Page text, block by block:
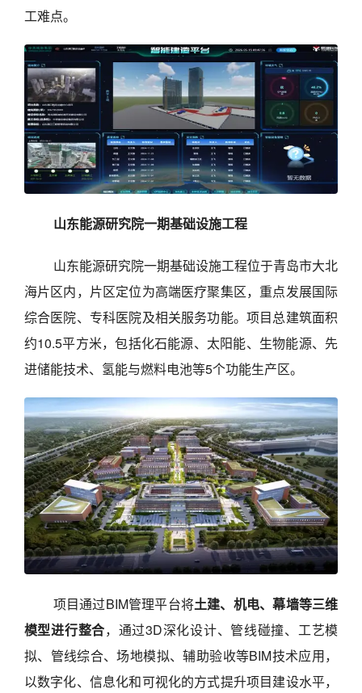
工难点。
山东能源研究院一期基础设施工程
山东能源研究院一期基础设施工程位于青岛市大北
海片区内，片区定位为高端医疗聚集区，重点发展国际
综合医院、专科医院及相关服务功能。项目总建筑面积
约10.5平方米，包括化石能源、太阳能、生物能源、先
进储能技术、氢能与燃料电池等5个功能生产区。
项目通过BIM管理平台将土建、机电、幕墙等三维
模型进行整合，通过3D深化设计、管线碰撞、工艺模
拟、管线综合、场地模拟、辅助验收等BIM技术应用，
以数字化、信息化和可视化的方式提升项目建设水平，